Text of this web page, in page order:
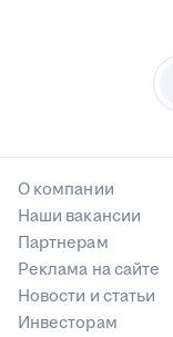
О компании
Наши вакансии
Партнерам
Реклама на сайте
Новости и статьи
Инвесторам